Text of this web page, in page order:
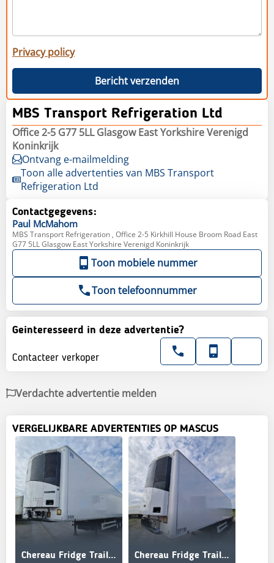
Privacy policy
Bericht verzenden
MBS Transport Refrigeration Ltd
Office 2-5 G77 5LL Glasgow East Yorkshire Verenigd
Koninkrijk
Ontvang e-mailmelding
Toon alle advertenties van MBS Transport
Refrigeration Ltd
Contactgegevens:
Paul McMahom
MBS Transport Refrigeration , Office 2-5 Kirkhill House Broom Road East
G77 5LL Glasgow East Yorkshire Verenigd Koninkrijk
Toon mobiele nummer
Toon telefoonnummer
Geinteresseerd in deze advertentie?
Contacteer verkoper
Verdachte advertentie melden
VERGELIJKBARE ADVERTENTIES OP MASCUS
Chereau Fridge Trailer Chereau Fridge Trailer